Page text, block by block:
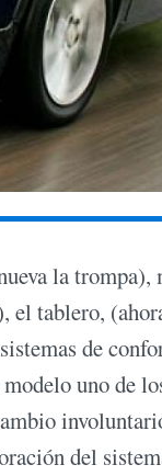
la
el tablero,
de
uno de
del